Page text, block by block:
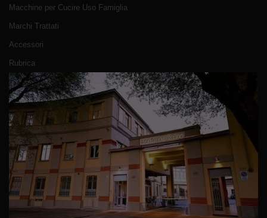
Macchine per Cucire Uso Famiglia
Marchi Trattati
Accessori
Rubrica